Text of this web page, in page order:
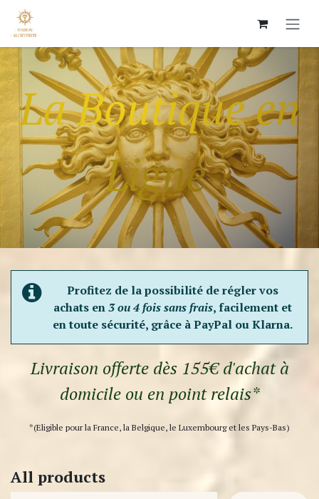
Skip to Content
La Boutique en
Ligne
Profitez de la possibilité de régler vos
achats en3 ou 4 fois sans frais, facilement et
en toute sécurité, grâce à PayPal ou Klarna.
Livraison offerte dès 155€ d'achat à
domicile ou en point relais*
*(Eligible pour la France, la Belgique, le Luxembourg et les Pays-Bas)
All products